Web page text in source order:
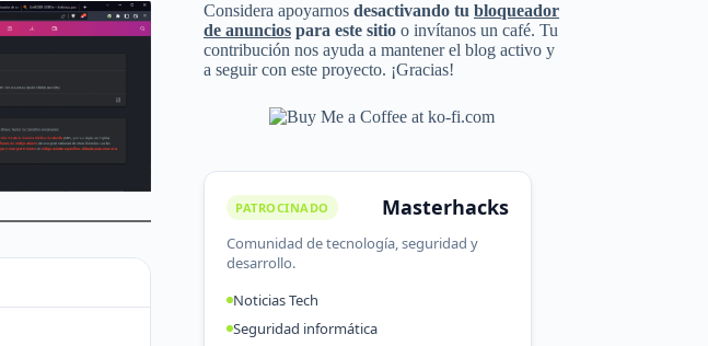
Considera apoyarnosdesactivando tubloqueador
de anuncios para este sitio o invítanos un café. Tu
contribución nos ayuda a mantener el blog activo y
a seguir con este proyecto. ¡Gracias!
PATROCINADO Masterhacks
Comunidad de tecnología, seguridad y
desarrollo.
Noticias Tech
Seguridad informática